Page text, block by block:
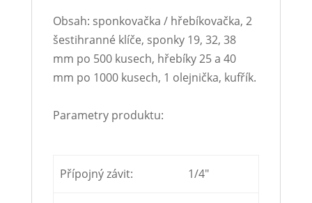
Obsah: sponkovačka / hřebíkovačka, 2
šestihranné klíče, sponky 19, 32, 38
mm po 500 kusech, hřebíky 25 a 40
mm po 1000 kusech, 1 olejnička, kufřík.
Parametry produktu:
Přípojný závit: 1/4″